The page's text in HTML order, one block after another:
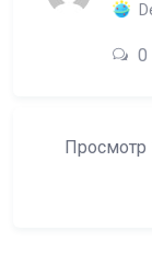
0
Просмотр